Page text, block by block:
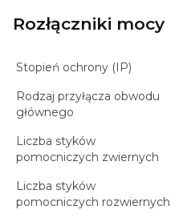
Rozłączniki mocy
Stopień ochrony (IP)
Rodzaj przyłącza obwodu
głównego
Liczba styków
pomocniczych zwiernych
Liczba styków
pomocniczych rozwiernych